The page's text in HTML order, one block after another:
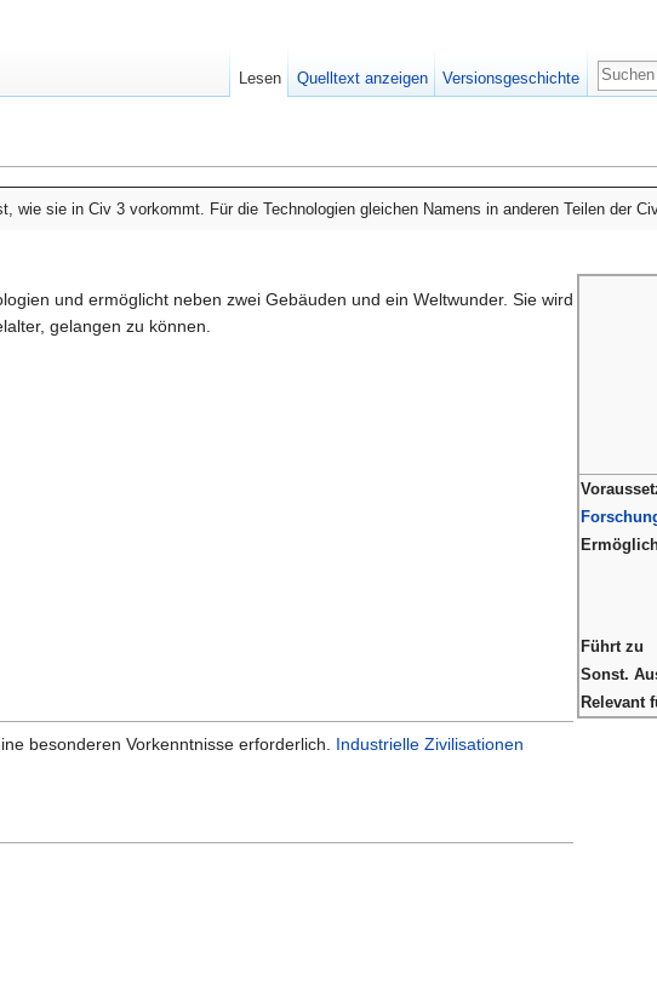
wie sie in Civ 3 vorkommt. Für die Technologien gleichen Namens in anderen Teilen der
Führt zu
Sonst.
Relevant
und ermöglicht neben zwei Gebäuden und ein Weltwunder. Sie wird
gelangen zu können.
besonderen Vorkenntnisse erforderlich. Industrielle Zivilisationen
Lesen Quelltext anzeigen Versionsgeschichte